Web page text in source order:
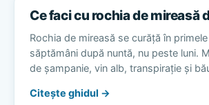
Ce faci cu rochia de mireasă
Rochia de mireasă se curăță în
săptămâni după nuntă, nu peste luni.
de șampanie, vin alb, transpirație și
Citește ghidul →